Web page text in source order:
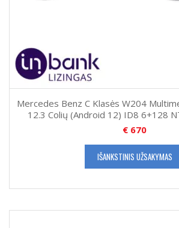
Mercedes Benz C Klasės W204
12.3 Colių (Android 12) ID8 6+128
€ 670
IŠANKSTINIS UŽSAKYMAS